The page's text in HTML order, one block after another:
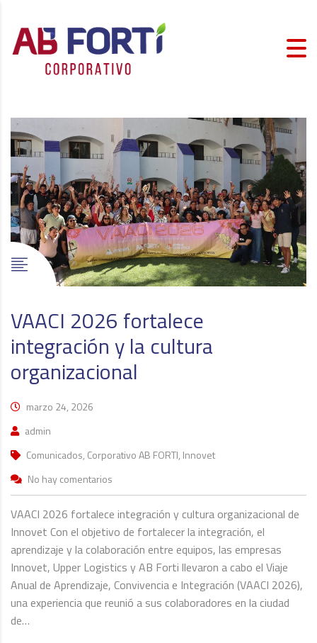
VAACI 2026 fortalece
integración y la cultura
organizacional
marzo 24, 2026
admin
Comunicados, Corporativo AB FORTI, Innovet
No hay comentarios
VAACI 2026 fortalece integración y cultura organizacional de
Innovet Con el objetivo de fortalecer la integración, el
aprendizaje y la colaboración entre equipos, las empresas
Innovet, Upper Logistics y AB Forti llevaron a cabo el Viaje
Anual de Aprendizaje, Convivencia e Integración (VAACI 2026),
una experiencia que reunió a sus colaboradores en la ciudad
de…